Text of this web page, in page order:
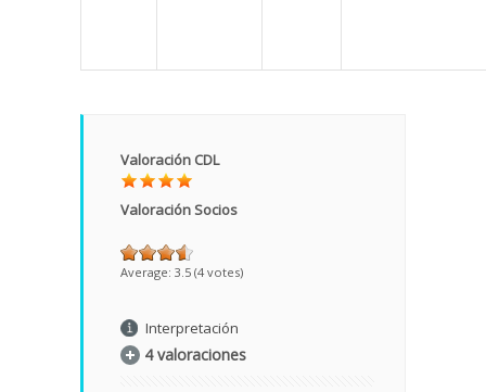
Valoración CDL
Valoración Socios
Average: 3.5 (4 votes)
Interpretación
4 valoraciones